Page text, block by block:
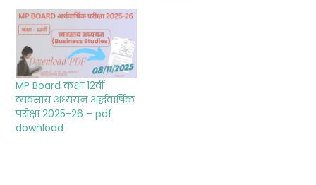
MP Board कक्षा 12वीं
व्यवसाय अध्ययन अर्द्धवार्षिक
परीक्षा 2025-26 – pdf
download